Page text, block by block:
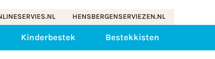
HENSBERGENSERVIEZEN.NL
Kinderbestek Bestekkisten